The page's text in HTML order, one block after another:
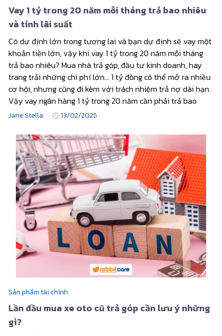
Vay 1 tỷ trong 20 năm mỗi tháng trả bao nhiêu
và tính lãi suất
Có dự định lớn trong tương lai và bạn dự định sẽ vay một
khoản tiền lớn, vậy khi vay 1 tỷ trong 20 năm mỗi tháng
trả bao nhiêu? Mua nhà trả góp, đầu tư kinh doanh, hay
trang trải những chi phí lớn... 1 tỷ đồng có thể mở ra nhiều
cơ hội, nhưng cũng đi kèm với trách nhiệm trả nợ dài hạn.
Vậy vay ngân hàng 1 tỷ trong 20 năm cần phải trả bao
Jane Stella 13/02/2025
Sản phẩm tài chính
Lần đầu mua xe oto cũ trả góp cần lưu ý những
gì?